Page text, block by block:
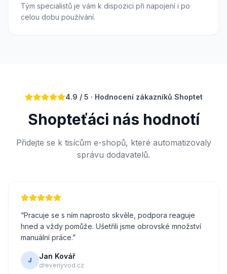
Tým specialistů je vám k dispozici při napojení i po
celou dobu používání.
4.9 / 5 · Hodnocení zákazníků Shoptet
Shopteťáci nás hodnotí
Přidejte se k tisícům e-shopů, které automatizovaly
správu dodavatelů.
“Pracuje se s ním naprosto skvěle, podpora reaguje
hned a vždy pomůže. Ušetřili jsme obrovské množství
manuální práce.”
J Jan Kovář
drevenyvod.cz